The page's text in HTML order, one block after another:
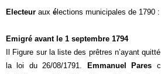
Electeur aux é lections municipales de 1790 :
Emigré avant le 1 septembre 1794
Il Figure sur la liste des prêtres n’ayant
la loi du 26/08/1791.
Emmanuel Pares